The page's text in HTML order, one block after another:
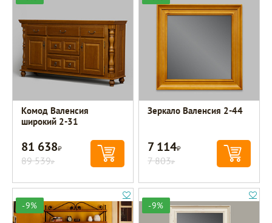
Комод Валенсия
широкий 2-31
81 638Р
89 539Р
Зеркало Валенсия 2-44
7 114Р
7 803Р
-9% -9%